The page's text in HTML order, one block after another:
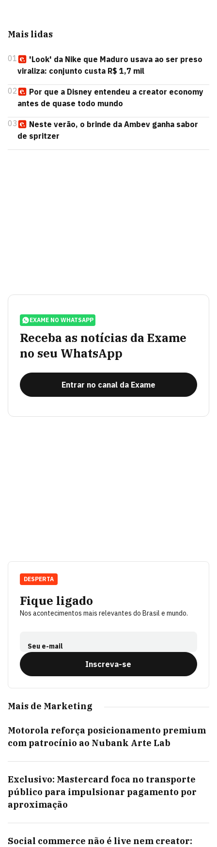
Mais lidas
01
'Look' da Nike que Maduro usava ao ser preso
viraliza: conjunto custa R$ 1,7 mil
02
Por que a Disney entendeu a creator economy
antes de quase todo mundo
03
Neste verão, o brinde da Ambev ganha sabor
de spritzer
EXAME NO WHATSAPP
Receba as notícias da Exame
no seu WhatsApp
Entrar no canal da Exame
Fique ligado
Nos acontecimentos mais relevantes do Brasil e mundo.
Seu e-mail
Inscreva-se
DESPERTA
Mais de Marketing
Motorola reforça posicionamento premium
com patrocínio ao Nubank Arte Lab
Exclusivo: Mastercard foca no transporte
público para impulsionar pagamento por
aproximação
Social commerce não é live nem creator: